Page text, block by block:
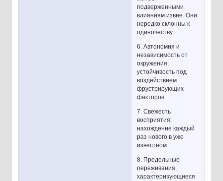
подверженными
влияниям извне. Они
нередко склонны к
одиночеству.
6. Автономия и
независимость от
окружения;
устойчивость под
воздействием
фрустрирующих
факторов.
7. Свежесть
восприятия:
нахождение каждый
раз нового в уже
известном.
8. Предельные
переживания,
характеризующиеся